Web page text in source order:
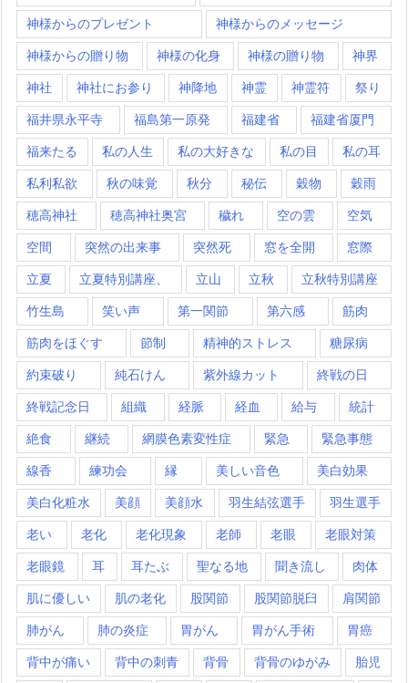
神様からのプレゼント 神様からのメッセージ
神様からの贈り物 神様の化身 神様の贈り物 神界
神社 神社にお参り 神降地 神霊 神霊符 祭り
福井県永平寺 福島第一原発 福建省 福建省厦門
福来たる 私の人生 私の大好きな 私の目 私の耳
私利私欲 秋の味覚 秋分 秘伝 穀物 穀雨
穂高神社 穂高神社奥宮 穢れ 空の雲 空気
空間 突然の出来事 突然死 窓を全開 窓際
立夏 立夏特別講座、 立山 立秋 立秋特別講座
竹生島 笑い声 第一関節 第六感 筋肉
筋肉をほぐす 節制 精神的ストレス 糖尿病
約束破り 純石けん 紫外線カット 終戦の日
終戦記念日 組織 経脈 経血 給与 統計
絶食 継続 網膜色素変性症 緊急 緊急事態
線香 練功会 縁 美しい音色 美白効果
美白化粧水 美顔 美顔水 羽生結弦選手 羽生選手
老い 老化 老化現象 老師 老眼 老眼対策
老眼鏡 耳 耳たぶ 聖なる地 聞き流し 肉体
肌に優しい 肌の老化 股関節 股関節脱臼 肩関節
肺がん 肺の炎症 胃がん 胃がん手術 胃癌
背中が痛い 背中の刺青 背骨 背骨のゆがみ 胎児